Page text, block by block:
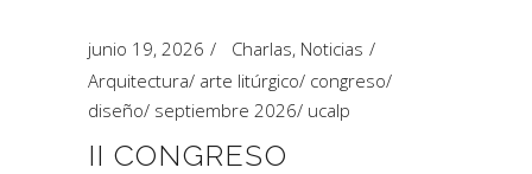
junio 19, 2026 Charlas, Noticias
Arquitectura/ arte litúrgico/ congreso/
diseño/ septiembre 2026/ ucalp
II CONGRESO